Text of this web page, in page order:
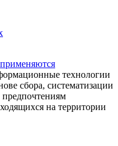
применяются
технологии
сбора, систематизации
предпочтениям
на территории